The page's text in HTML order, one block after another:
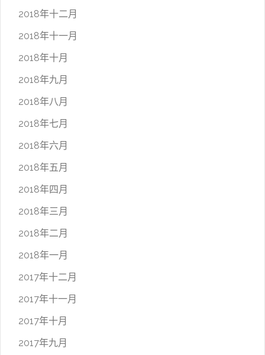
2018年十二月
2018年十一月
2018年十月
2018年九月
2018年八月
2018年七月
2018年六月
2018年五月
2018年四月
2018年三月
2018年二月
2018年一月
2017年十二月
2017年十一月
2017年十月
2017年九月